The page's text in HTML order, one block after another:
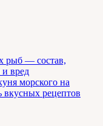
рыб — состав,
и вред
морского на
рецептов